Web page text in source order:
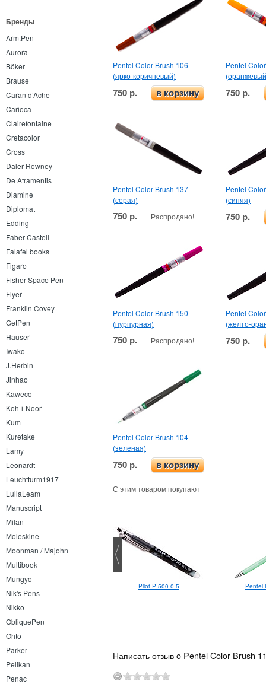
Бренды
Arm.Pen
Aurora
Böker
Brause
Caran d’Ache
Carioca
Clairefontaine
Cretacolor
Cross
Daler Rowney
De Atramentis
Diamine
Diplomat
Edding
Faber-Castell
Falafel books
Figaro
Fisher Space Pen
Flyer
Franklin Covey
GetPen
Hauser
Iwako
J.Herbin
Jinhao
Kaweco
Koh-i-Noor
Kum
Kuretake
Lamy
Leonardt
Leuchtturm1917
LullaLeam
Manuscript
Milan
Moleskine
Moonman / Majohn
Multibook
Mungyo
Nik's Pens
Nikko
ObliquePen
Ohto
Parker
Pelikan
Penac
Pentel Color Brush 106
(ярко-коричневый)
750 р. в корзину
Pentel
750 р.
Pentel Color Brush 137
(серая)
750 р. Распродано!
Pentel
(синяя)
750 р.
Pentel Color Brush 150
(пурпурная)
750 р. Распродано!
Pentel
(желто-
750 р.
Pentel Color Brush 104
(зеленая)
750 р. в корзину
С этим товаром покупают
Sakura Pigma Micron 005 Pilot P-500 0.5 Pentel
Написать отзыв o Pentel Color Brush